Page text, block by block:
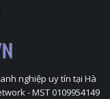
nghiệp uy tín tại Hà
- MST 0109954149